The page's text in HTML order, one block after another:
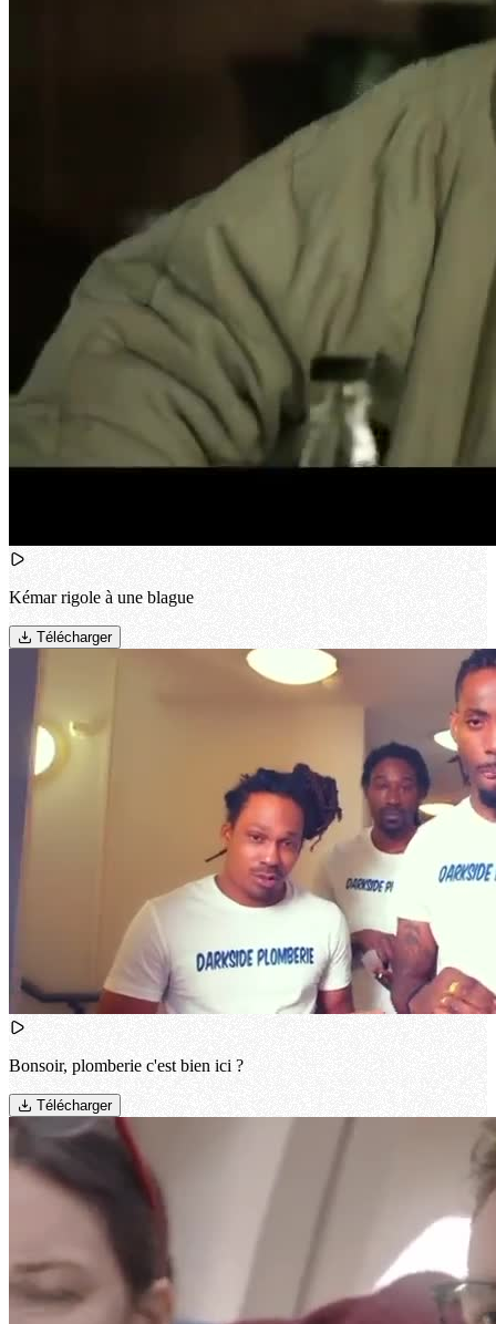
Kémar rigole à une blague
Télécharger
Bonsoir, plomberie c'est bien ici ?
Télécharger